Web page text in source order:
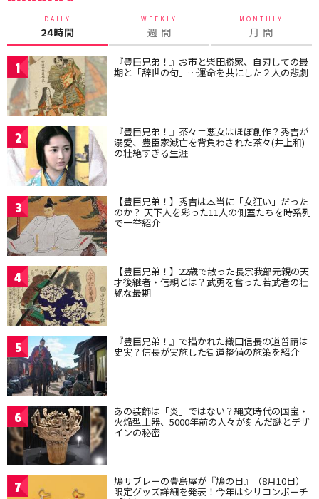
DAILY
24時間
WEEKLY
週 間
MONTHLY
月 間
1 『豊臣兄弟！』お市と柴田勝家、自刃しての最
期と「辞世の句」…運命を共にした２人の悲劇
2 『豊臣兄弟！』茶々＝悪女はほぼ創作？秀吉が
溺愛、豊臣家滅亡を背負わされた茶々(井上和)
の壮絶すぎる生涯
3 【豊臣兄弟！】秀吉は本当に「女狂い」だった
のか？ 天下人を彩った11人の側室たちを時系列
で一挙紹介
4 【豊臣兄弟！】22歳で散った長宗我部元親の天
才後継者・信親とは？武勇を奮った若武者の壮
絶な最期
5 『豊臣兄弟！』で描かれた織田信長の道普請は
史実？信長が実施した街道整備の施策を紹介
6 あの装飾は「炎」ではない？縄文時代の国宝・
火焔型土器、5000年前の人々が刻んだ謎とデザ
インの秘密
7 鳩サブレーの豊島屋が『鳩の日』（8月10日）
限定グッズ詳細を発表！今年はシリコンポーチ